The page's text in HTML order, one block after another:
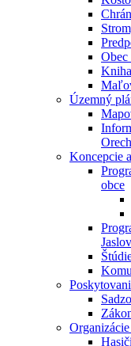
Obec
Územný
Koncepcie
obce